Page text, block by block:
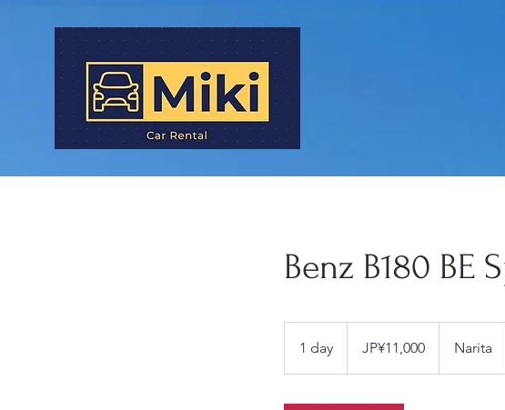
Benz B180 BE
1 day
d
JP¥11,000 Narita